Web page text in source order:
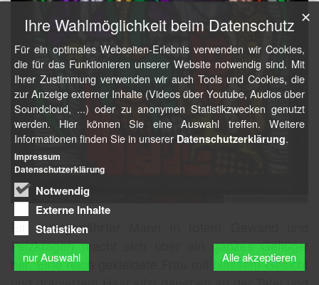
Ein gut genährter Mann in rotem Gewand und
Pelzkragen macht sich über ein ganzes Geflügel
her. Eine reich gekleidete Frau mit blassem Gesicht
Ihre Wahlmöglichkeit beim Datenschutz
Für ein optimales Webseiten-Erlebnis verwenden wir Cookies,
die für das Funktionieren unserer Website notwendig sind. Mit
Ihrer Zustimmung verwenden wir auch Tools und Cookies, die
zur Anzeige externer Inhalte (Videos über Youtube, Audios über
Soundcloud, ...) oder zu anonymen Statistikzwecken genutzt
werden. Hier können Sie eine Auswahl treffen. Weitere
Informationen finden Sie in unserer Datenschutzerklärung.
Notwendig
Externe Inhalte
Statistiken
nur Auswahl Alle akzeptieren
✕
Impressum
Datenschutzerklärung